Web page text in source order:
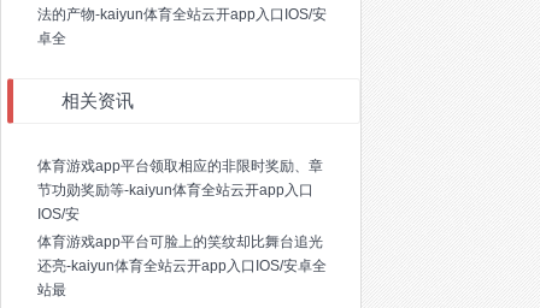
法的产物-kaiyun体育全站云开app入口IOS/安
卓全
相关资讯
体育游戏app平台领取相应的非限时奖励、章
节功勋奖励等-kaiyun体育全站云开app入口
IOS/安
体育游戏app平台可脸上的笑纹却比舞台追光
还亮-kaiyun体育全站云开app入口IOS/安卓全
站最